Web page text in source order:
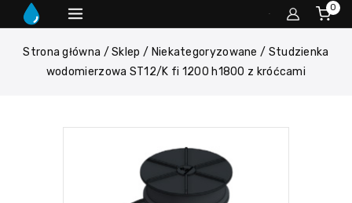
0
Strona główna / Sklep / Niekategoryzowane / Studzienka
wodomierzowa ST12/K fi 1200 h1800 z króćcami